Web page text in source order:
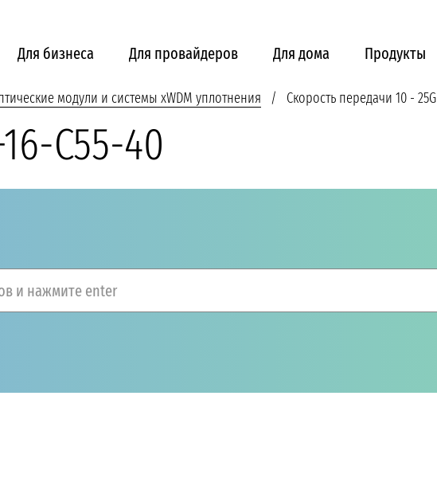
Для бизнеса Для провайдеров Для дома Продукты
модули и системы xWDM уплотнения Скорость передачи 10 - 25G
C55-40
и нажмите enter